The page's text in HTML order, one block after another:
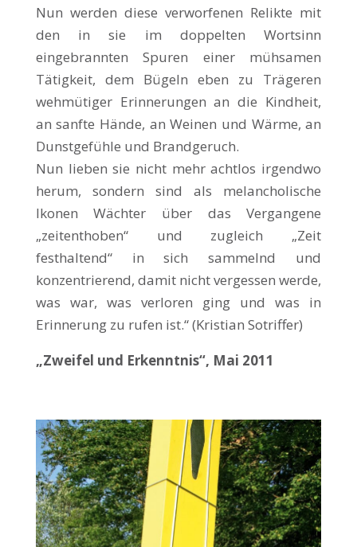
Nun werden diese verworfenen Relikte mit
den in sie im doppelten Wortsinn
eingebrannten Spuren einer mühsamen
Tätigkeit, dem Bügeln eben zu Trägeren
wehmütiger Erinnerungen an die Kindheit,
an sanfte Hände, an Weinen und Wärme, an
Dunstgefühle und Brandgeruch.
Nun lieben sie nicht mehr achtlos irgendwo
herum, sondern sind als melancholische
Ikonen Wächter über das Vergangene
„zeitenthoben“ und zugleich „Zeit
festhaltend“ in sich sammelnd und
konzentrierend, damit nicht vergessen werde,
was war, was verloren ging und was in
Erinnerung zu rufen ist.“ (Kristian Sotriffer)
„Zweifel und Erkenntnis“, Mai 2011